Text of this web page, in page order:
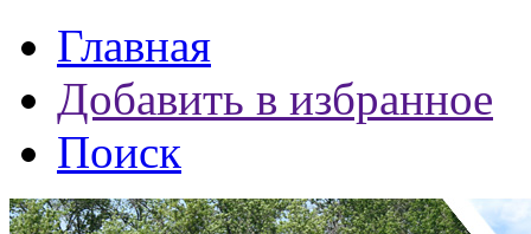
Главная
Добавить в избранное
Поиск